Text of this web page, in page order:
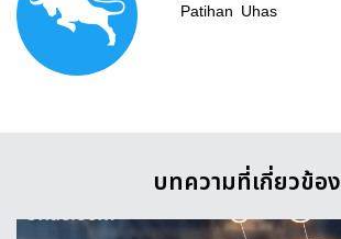
Patihan Uhas
บทความที่เกี่ยวข้อง